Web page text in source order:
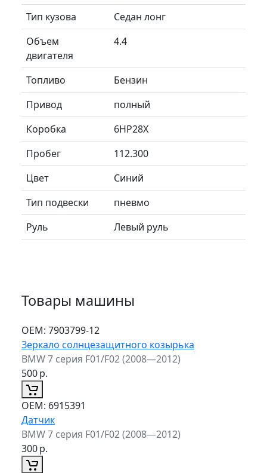
Тип кузова
Седан лонг
Объем
двигателя
4.4
Топливо
Бензин
Привод
полный
Коробка
6HP28X
Пробег
112.300
Цвет
Синий
Тип подвески
пневмо
Руль
Левый руль
Товары машины
ОЕМ: 7903799-12
Зеркало солнцезащитного козырька
BMW 7 серия F01/F02 (2008—2012)
500р.
ОЕМ: 6915391
Датчик
BMW 7 серия F01/F02 (2008—2012)
300р.